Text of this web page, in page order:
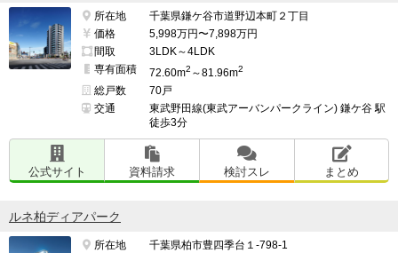
所在地
千葉県鎌ケ谷市道野辺本町２丁目
価格
5,998万円〜7,898万円
間取
3LDK～4LDK
専有面積
72.60m2 ～81.96m2
総戸数
70戸
交通
東武野田線(東武アーバンパークライン) 鎌ケ谷 駅
徒歩3分
公式サイト 資料請求 検討スレ まとめ
ルネ柏ディアパーク
所在地
千葉県柏市豊四季台１-798-1